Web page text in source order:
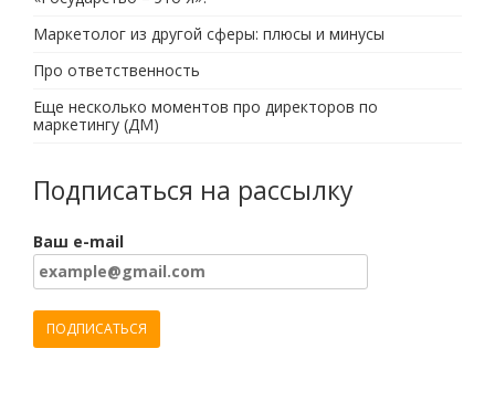
Маркетолог из другой сферы: плюсы и минусы
Про ответственность
Еще несколько моментов про директоров по
маркетингу (ДМ)
Подписаться на рассылку
Ваш e-mail